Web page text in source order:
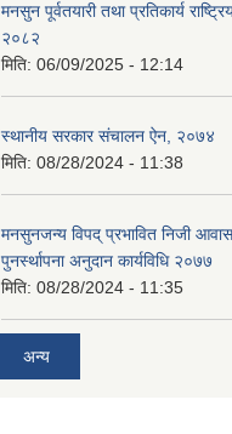
मनसुन पूर्वतयारी तथा प्रतिकार्य
२०८२
मिति: 06/09/2025 - 12:14
स्थानीय सरकार संचालन ऐन, २०७४
मिति: 08/28/2024 - 11:38
मनसुनजन्य विपद् प्रभावित निजी आवास
पुनर्स्थापना अनुदान कार्यविधि २०७७
मिति: 08/28/2024 - 11:35
अन्य